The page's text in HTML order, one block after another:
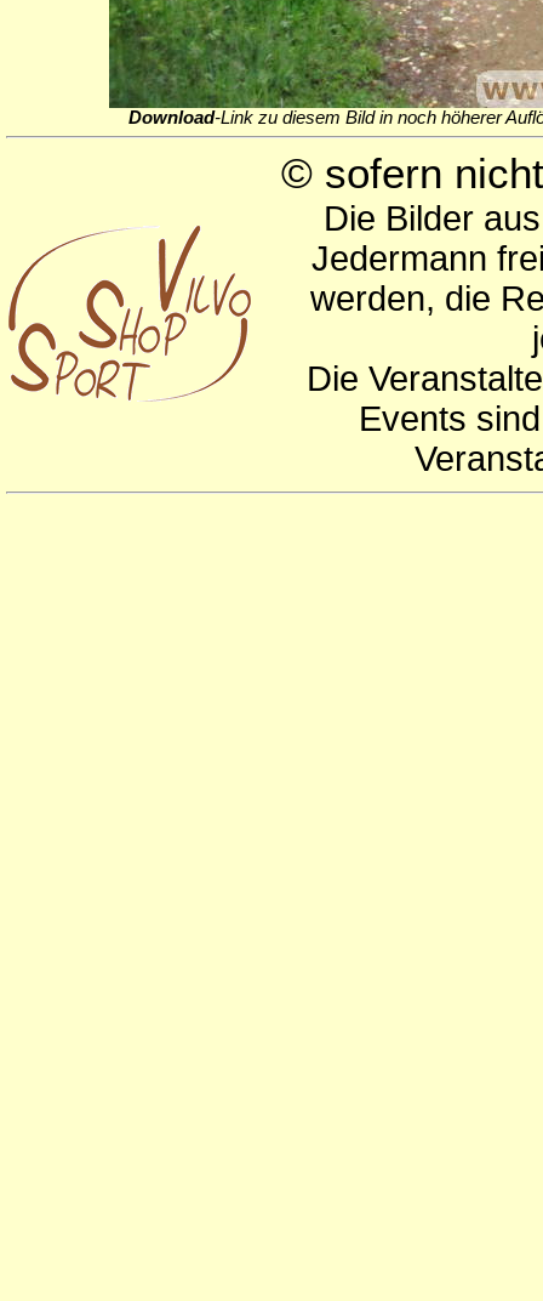
Download-Link zu diesem Bild in noch höherer
© sofern
Die Bilder
Jedermann
werden, die
Die
Events